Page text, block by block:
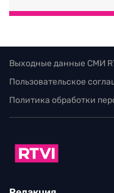
Выходные данные СМИ
Пользовательское
Политика обработки